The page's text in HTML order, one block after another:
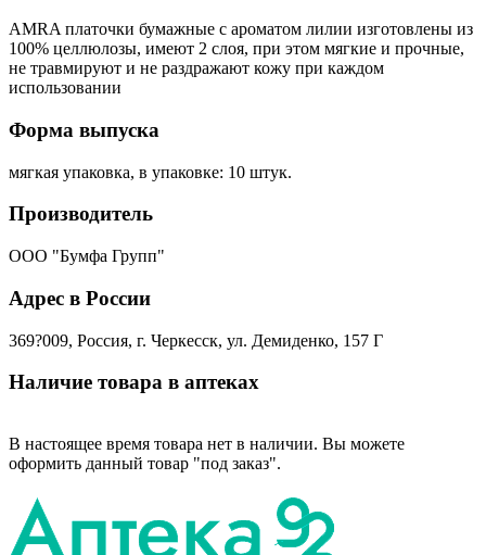
AMRA платочки бумажные с ароматом лилии изготовлены из
100% целлюлозы, имеют 2 слоя, при этом мягкие и прочные,
не травмируют и не раздражают кожу при каждом
использовании
Форма выпуска
мягкая упаковка, в упаковке: 10 штук.
Производитель
ООО "Бумфа Групп"
Адрес в России
369?009, Россия, г. Черкесск, ул. Демиденко, 157 Г
Наличие товара в аптеках
В настоящее время товара нет в наличии. Вы можете
оформить данный товар "под заказ".